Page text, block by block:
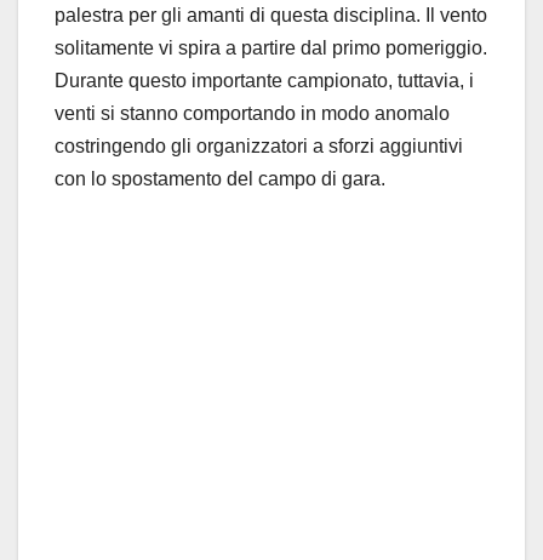
palestra per gli amanti di questa disciplina. Il vento
solitamente vi spira a partire dal primo pomeriggio.
Durante questo importante campionato, tuttavia, i
venti si stanno comportando in modo anomalo
costringendo gli organizzatori a sforzi aggiuntivi
con lo spostamento del campo di gara.